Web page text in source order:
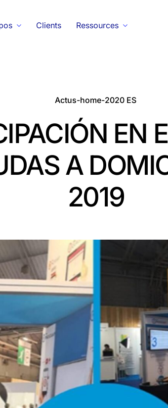
Clients Ressources
Actus-home-2020 ES
EN
A
2019